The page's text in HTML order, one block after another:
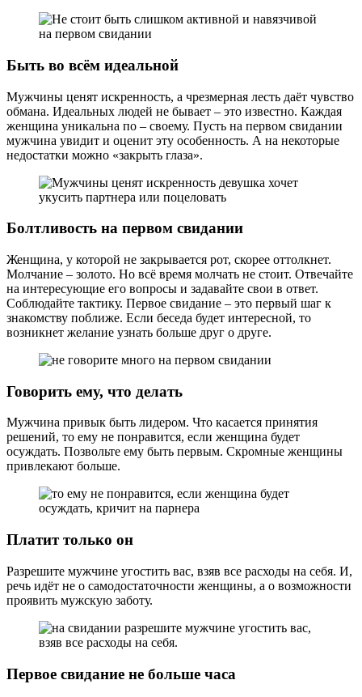
Быть во всём идеальной
Мужчины ценят искренность, а чрезмерная лесть даёт чувство
обмана. Идеальных людей не бывает – это известно. Каждая
женщина уникальна по – своему. Пусть на первом свидании
мужчина увидит и оценит эту особенность. А на некоторые
недостатки можно «закрыть глаза».
Болтливость на первом свидании
Женщина, у которой не закрывается рот, скорее оттолкнет.
Молчание – золото. Но всё время молчать не стоит. Отвечайте
на интересующие его вопросы и задавайте свои в ответ.
Соблюдайте тактику. Первое свидание – это первый шаг к
знакомству поближе. Если беседа будет интересной, то
возникнет желание узнать больше друг о друге.
Говорить ему, что делать
Мужчина привык быть лидером. Что касается принятия
решений, то ему не понравится, если женщина будет
осуждать. Позвольте ему быть первым. Скромные женщины
привлекают больше.
Платит только он
Разрешите мужчине угостить вас, взяв все расходы на себя. И,
речь идёт не о самодостаточности женщины, а о возможности
проявить мужскую заботу.
Первое свидание не больше часа